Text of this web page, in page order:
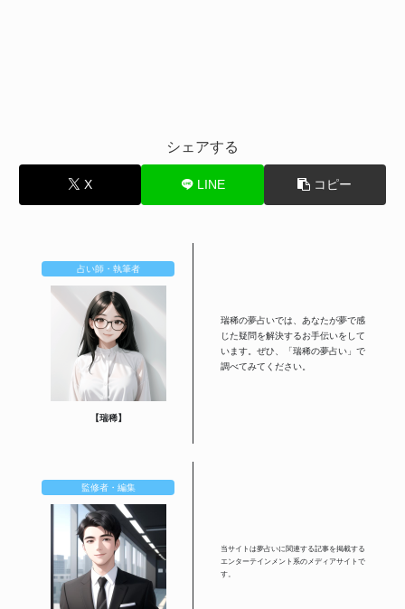
シェアする
X LINE コピー
占い師・執筆者
【瑞稀】
瑞稀の夢占いでは、あなたが夢で感
じた疑問を解決するお手伝いをして
います。ぜひ、「瑞稀の夢占い」で
調べてみてください。
監修者・編集
当サイトは夢占いに関連する記事を掲載する
エンターテインメント系のメディアサイトで
す。